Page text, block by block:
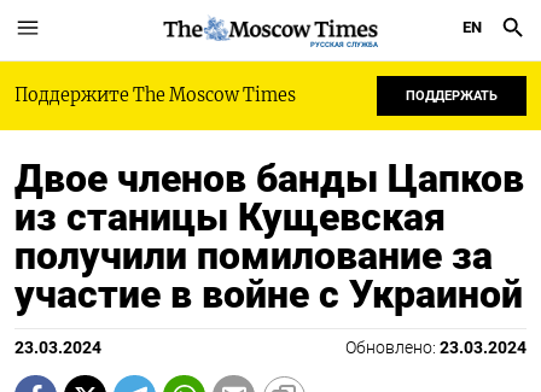
РУССКАЯ СЛУЖБА
EN
Поддержите The Moscow Times ПОДДЕРЖАТЬ
Двое членов банды Цапков
из станицы Кущевская
получили помилование за
участие в войне с Украиной
23.03.2024 Обновлено: 23.03.2024